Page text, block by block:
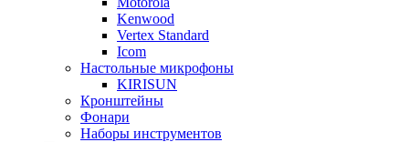
Kenwood
Vertex Standard
Icom
Настольные микрофоны
KIRISUN
Кронштейны
Фонари
Наборы инструментов